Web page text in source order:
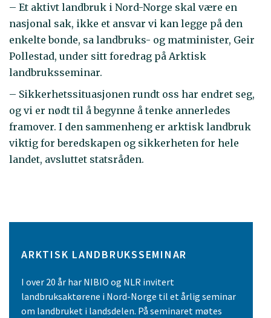
– Et aktivt landbruk i Nord-Norge skal være en
nasjonal sak, ikke et ansvar vi kan legge på den
enkelte bonde, sa landbruks- og matminister, Geir
Pollestad, under sitt foredrag på Arktisk
landbruksseminar.
– Sikkerhetssituasjonen rundt oss har endret seg,
og vi er nødt til å begynne å tenke annerledes
framover. I den sammenheng er arktisk landbruk
viktig for beredskapen og sikkerheten for hele
landet, avsluttet statsråden.
ARKTISK LANDBRUKSSEMINAR
I over 20 år har NIBIO og NLR invitert
landbruksaktørene i Nord-Norge til et årlig seminar
om landbruket i landsdelen. På seminaret møtes